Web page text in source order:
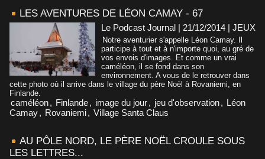
LES AVENTURES DE LÉON CAMAY - 67
Le Podcast Journal | 21/12/2014 | JEUX
Notre aventurier s'appelle Léon Camay. Il
participe à tout et à n'importe quoi, au gré de
vos envois d'images. Et comme un vrai
caméléon, il se fond dans son
environnement. A vous de le retrouver dans
cette photo où il arrive dans le village du père Noël à Rovaniemi, en
Finlande.
caméléon, Finlande, image du jour, jeu d'observation, Léon
Camay, Rovaniemi, Village Santa Claus
AU PÔLE NORD, LE PÈRE NOËL CROULE SOUS
LES LETTRES...